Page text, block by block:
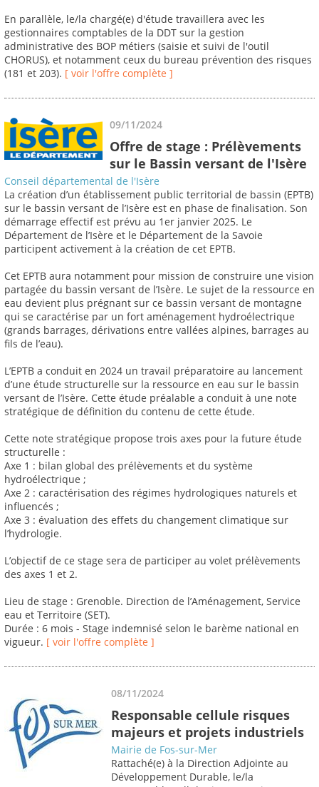
En parallèle, le/la chargé(e) d'étude travaillera avec les
gestionnaires comptables de la DDT sur la gestion
administrative des BOP métiers (saisie et suivi de l'outil
CHORUS), et notamment ceux du bureau prévention des risques
(181 et 203). [ voir l'offre complète ]
09/11/2024
Offre de stage : Prélèvements
sur le Bassin versant de l'Isère
Conseil départemental de l'Isère
La création d’un établissement public territorial de bassin (EPTB)
sur le bassin versant de l’Isère est en phase de finalisation. Son
démarrage effectif est prévu au 1er janvier 2025. Le
Département de l’Isère et le Département de la Savoie
participent activement à la création de cet EPTB.
Cet EPTB aura notamment pour mission de construire une vision
partagée du bassin versant de l’Isère. Le sujet de la ressource en
eau devient plus prégnant sur ce bassin versant de montagne
qui se caractérise par un fort aménagement hydroélectrique
(grands barrages, dérivations entre vallées alpines, barrages au
fils de l’eau).
L’EPTB a conduit en 2024 un travail préparatoire au lancement
d’une étude structurelle sur la ressource en eau sur le bassin
versant de l’Isère. Cette étude préalable a conduit à une note
stratégique de définition du contenu de cette étude.
Cette note stratégique propose trois axes pour la future étude
structurelle :
Axe 1 : bilan global des prélèvements et du système
hydroélectrique ;
Axe 2 : caractérisation des régimes hydrologiques naturels et
influencés ;
Axe 3 : évaluation des effets du changement climatique sur
l’hydrologie.
L’objectif de ce stage sera de participer au volet prélèvements
des axes 1 et 2.
Lieu de stage : Grenoble. Direction de l’Aménagement, Service
eau et Territoire (SET).
Durée : 6 mois - Stage indemnisé selon le barème national en
vigueur. [ voir l'offre complète ]
08/11/2024
Responsable cellule risques
majeurs et projets industriels
Mairie de Fos-sur-Mer
Rattaché(e) à la Direction Adjointe au
Développement Durable, le/la